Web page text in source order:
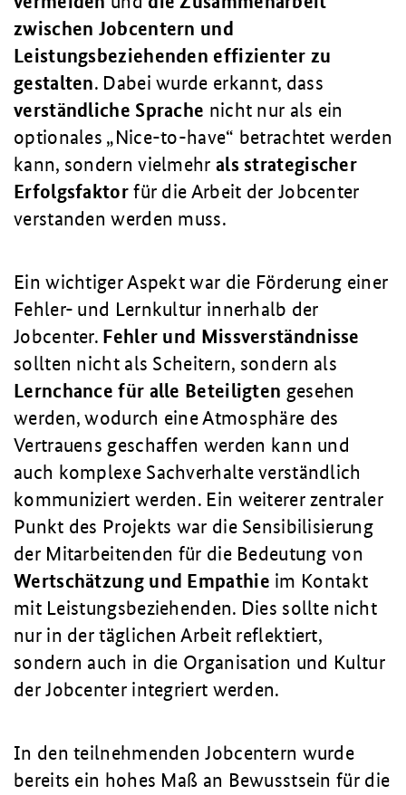
zwischen Jobcentern und
Leistungsbeziehenden effizienter zu
gestalten. Dabei wurde erkannt, dass
verständliche Sprache nicht nur als ein
optionales „Nice-to-have“ betrachtet werden
kann, sondern vielmehr als strategischer
Erfolgsfaktorfür die Arbeit der Jobcenter
verstanden werden muss.
Ein wichtiger Aspekt war die Förderung einer
Fehler- und Lernkultur innerhalb der
Jobcenter. Fehler und Missverständnisse
sollten nicht als Scheitern, sondern als
Lernchance für alle Beteiligten gesehen
werden, wodurch eine Atmosphäre des
Vertrauens geschaffen werden kann und
auch komplexe Sachverhalte verständlich
kommuniziert werden. Ein weiterer zentraler
Punkt des Projekts war die Sensibilisierung
der Mitarbeitenden für die Bedeutung von
Wertschätzung und Empathie im Kontakt
mit Leistungsbeziehenden. Dies sollte nicht
nur in der täglichen Arbeit reflektiert,
sondern auch in die Organisation und Kultur
der Jobcenter integriert werden.
In den teilnehmenden Jobcentern wurde
bereits ein hohes Maß an Bewusstsein für die